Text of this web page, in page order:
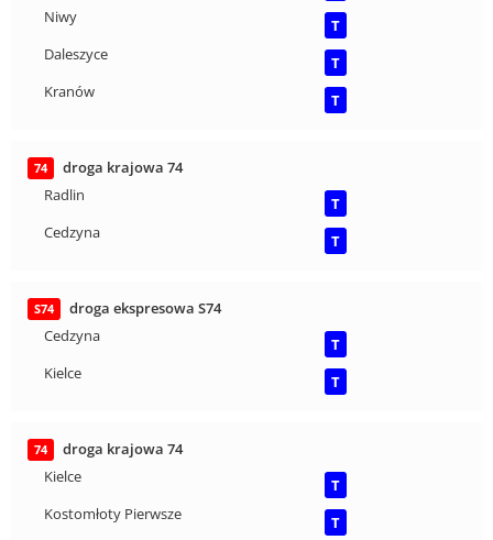
Niwy
T
Daleszyce
T
Kranów
T
74
droga krajowa 74
Radlin
T
Cedzyna
T
S74
droga ekspresowa S74
Cedzyna
T
Kielce
T
74
droga krajowa 74
Kielce
T
Kostomłoty Pierwsze
T